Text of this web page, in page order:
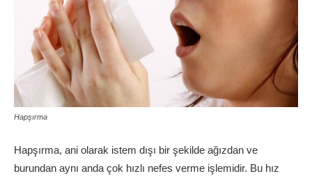
Hapşırma
Hapşırma, ani olarak istem dışı bir şekilde ağızdan ve
burundan aynı anda çok hızlı nefes verme işlemidir. Bu hız